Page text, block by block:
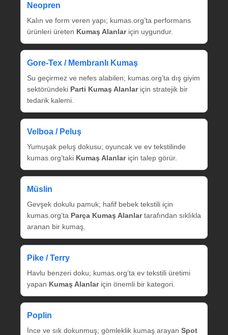
Neopren
Kalın ve form veren yapı; kumas.org’ta performans
ürünleri üreten Kumaş Alanlariçin uygundur.
Gore‑Tex / Membranlı Kumaş
Su geçirmez ve nefes alabilen; kumas.org’ta dış giyim
sektöründeki Parti Kumaş Alanlariçin stratejik bir
tedarik kalemi.
Velboa / Peluş
Yumuşak peluş dokusu; oyuncak ve ev tekstilinde
kumas.org’taki Kumaş Alanlariçin talep görür.
Müslin
Gevşek dokulu pamuk; hafif bebek tekstili için
kumas.org’ta Parça Kumaş Alanlartarafından sıklıkla
aranan bir kumaş.
Pike / Terry
Havlu benzeri doku; kumas.org’ta ev tekstili üretimi
yapan Kumaş Alanlariçin önemli bir kategori.
Poplin
İnce ve sık dokunmuş; gömleklik kumaş arayan Spot